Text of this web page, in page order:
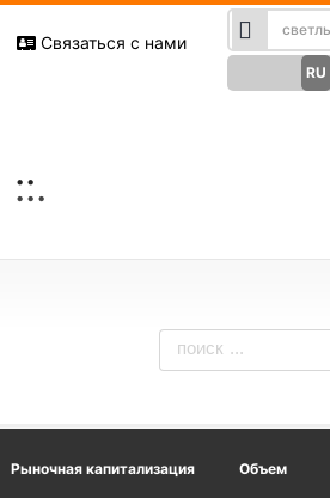
RU
FR
French
FA فارسی
AR العربی
Связаться с нами
Рыночная капитализация Объем